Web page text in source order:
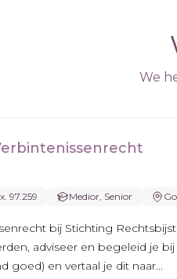
We
97.259 Medior, Senior
bij Stichting
adviseer en begeleid je
goed) en vertaal je dit naar...